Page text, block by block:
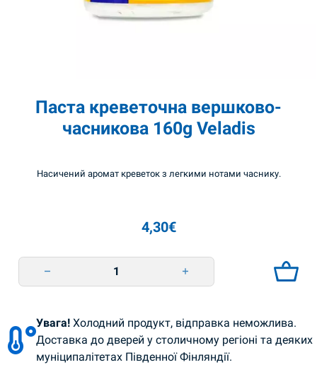
Паста креветочна вершково-
часникова 160g Veladis
Насичений аромат креветок з легкими нотами часнику.
4,30€
Паста креветочна вершково-часникова 160g Veladis quantity
Увага! Холодний продукт, відправка неможлива.
Доставка до дверей у столичному регіоні та деяких
муніципалітетах Південної Фінляндії.